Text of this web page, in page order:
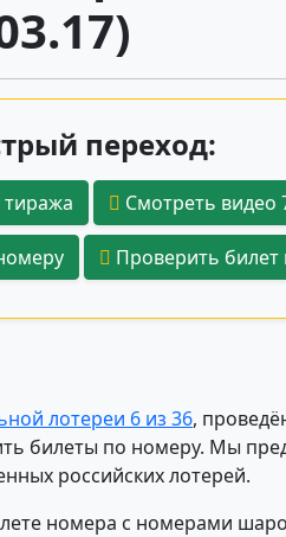
переход:
тиража Смотреть видео
Проверить билет
лотереи 6 из 36,
билеты по номеру. Мы
российских лотерей.
номера с номерами